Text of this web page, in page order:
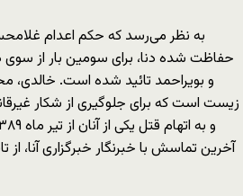
به نظر می‌رسد که حکم اعدام
حفاظت شده دنا، برای سومین بار از سوی
و بویراحمد تائید شده است.
زیست است که برای جلوگیری از شکار
آخرین تماسش با خبرنگار خبرگزاری آنا،